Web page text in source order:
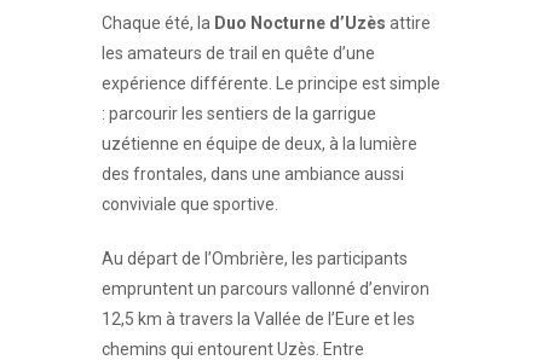
Chaque été, la Duo Nocturne d’Uzès attire
les amateurs de trail en quête d’une
expérience différente. Le principe est simple
: parcourir les sentiers de la garrigue
uzétienne en équipe de deux, à la lumière
des frontales, dans une ambiance aussi
conviviale que sportive.
Au départ de l’Ombrière, les participants
empruntent un parcours vallonné d’environ
12,5 km à travers la Vallée de l’Eure et les
chemins qui entourent Uzès. Entre